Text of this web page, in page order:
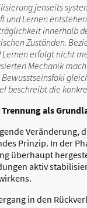
jenseits
und Lernen
innerhalb
Zuständen.
Lernen erfolgt nicht
Mechanik
beschreibt die
als
Veränderung,
Prinzip. In der
überhaupt
aktiv
in den